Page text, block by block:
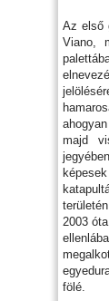
Az első
Viano,
majd
2003
fölé.